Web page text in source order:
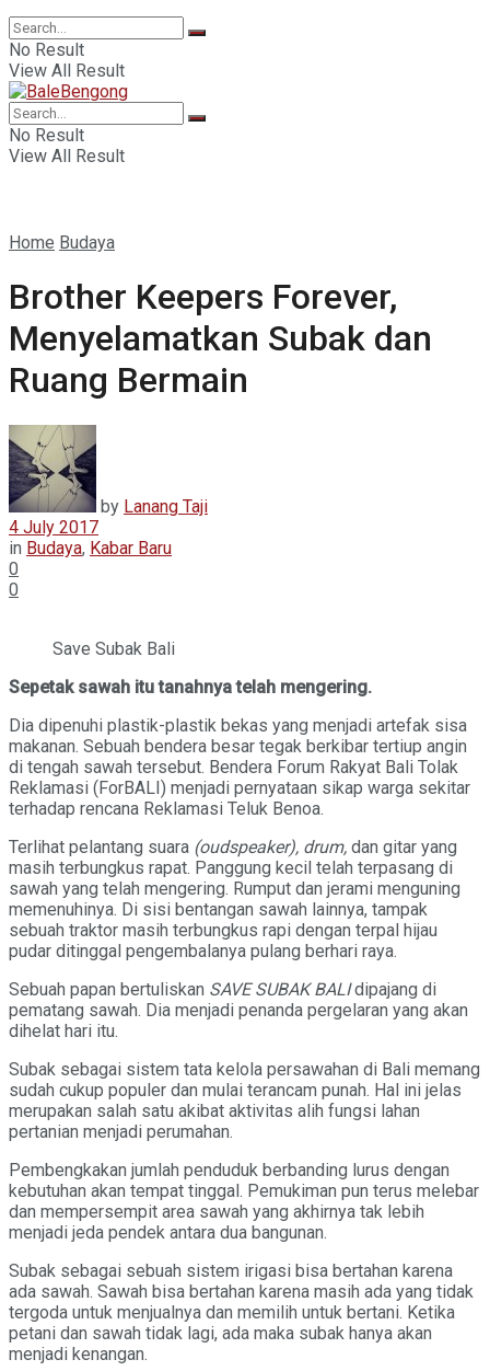
No Result
View All Result
No Result
View All Result
Home Budaya
Brother Keepers Forever,
Menyelamatkan Subak dan
Ruang Bermain
by Lanang Taji
4 July 2017
in Budaya, Kabar Baru
0
0
Save Subak Bali
Sepetak sawah itu tanahnya telah mengering.
Dia dipenuhi plastik-plastik bekas yang menjadi artefak sisa
makanan. Sebuah bendera besar tegak berkibar tertiup angin
di tengah sawah tersebut. Bendera Forum Rakyat Bali Tolak
Reklamasi (ForBALI) menjadi pernyataan sikap warga sekitar
terhadap rencana Reklamasi Teluk Benoa.
Terlihat pelantang suara (oudspeaker), drum, dan gitar yang
masih terbungkus rapat. Panggung kecil telah terpasang di
sawah yang telah mengering. Rumput dan jerami menguning
memenuhinya. Di sisi bentangan sawah lainnya, tampak
sebuah traktor masih terbungkus rapi dengan terpal hijau
pudar ditinggal pengembalanya pulang berhari raya.
Sebuah papan bertuliskan SAVE SUBAK BALIdipajang di
pematang sawah. Dia menjadi penanda pergelaran yang akan
dihelat hari itu.
Subak sebagai sistem tata kelola persawahan di Bali memang
sudah cukup populer dan mulai terancam punah. Hal ini jelas
merupakan salah satu akibat aktivitas alih fungsi lahan
pertanian menjadi perumahan.
Pembengkakan jumlah penduduk berbanding lurus dengan
kebutuhan akan tempat tinggal. Pemukiman pun terus melebar
dan mempersempit area sawah yang akhirnya tak lebih
menjadi jeda pendek antara dua bangunan.
Subak sebagai sebuah sistem irigasi bisa bertahan karena
ada sawah. Sawah bisa bertahan karena masih ada yang tidak
tergoda untuk menjualnya dan memilih untuk bertani. Ketika
petani dan sawah tidak lagi, ada maka subak hanya akan
menjadi kenangan.